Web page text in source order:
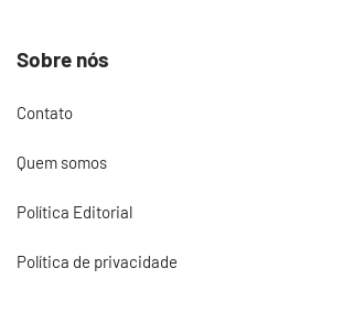
Sobre nós
Contato
Quem somos
Política Editorial
Política de privacidade